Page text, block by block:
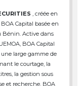
, créée en
Capital basée en
Bénin. Active dans
BOA Capital
une large gamme de
le courtage, la
la gestion sous
et recherche. BOA